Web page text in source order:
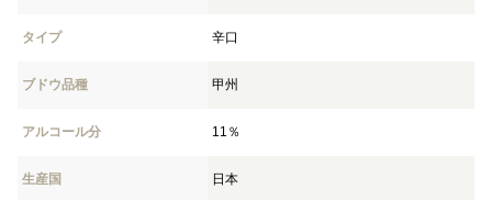
タイプ 辛口
ブドウ品種 甲州
アルコール分 11％
生産国 日本